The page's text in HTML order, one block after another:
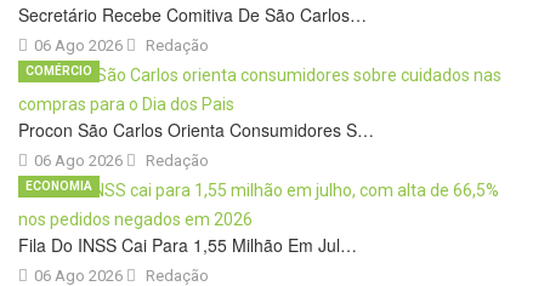
Secretário Recebe Comitiva De São Carlos…
06 Ago 2026 Redação
Procon São Carlos Orienta Consumidores S…
06 Ago 2026
COMÉRCIO
Redação
Fila Do INSS Cai Para 1,55 Milhão Em Jul…
06 Ago 2026
ECONOMIA
Redação